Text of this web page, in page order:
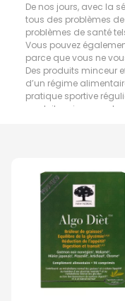
De nos jours, avec la
tous des problèmes
problèmes de santé
Vous pouvez
parce que vous ne
Des produits minceur
d’un régime
pratique sportive
produits minceur